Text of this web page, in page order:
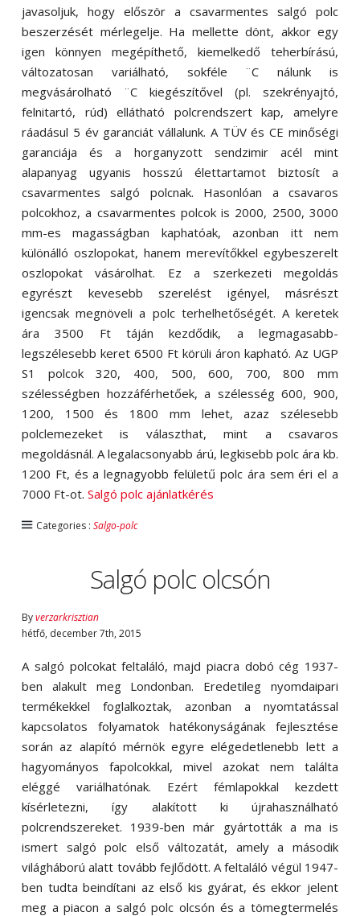
javasoljuk, hogy először a csavarmentes salgó polc
beszerzését mérlegelje. Ha mellette dönt, akkor egy
igen könnyen megépíthető, kiemelkedő teherbírású,
változatosan variálható, sokféle ¨C nálunk is
megvásárolható ¨C kiegészítővel (pl. szekrényajtó,
felnitartó, rúd) ellátható polcrendszert kap, amelyre
ráadásul 5 év garanciát vállalunk. A TÜV és CE minőségi
garanciája és a horganyzott sendzimir acél mint
alapanyag ugyanis hosszú élettartamot biztosít a
csavarmentes salgó polcnak. Hasonlóan a csavaros
polcokhoz, a csavarmentes polcok is 2000, 2500, 3000
mm-es magasságban kaphatóak, azonban itt nem
különálló oszlopokat, hanem merevítőkkel egybeszerelt
oszlopokat vásárolhat. Ez a szerkezeti megoldás
egyrészt kevesebb szerelést igényel, másrészt
igencsak megnöveli a polc terhelhetőségét. A keretek
ára 3500 Ft táján kezdődik, a legmagasabb-
legszélesebb keret 6500 Ft körüli áron kapható. Az UGP
S1 polcok 320, 400, 500, 600, 700, 800 mm
szélességben hozzáférhetőek, a szélesség 600, 900,
1200, 1500 és 1800 mm lehet, azaz szélesebb
polclemezeket is választhat, mint a csavaros
megoldásnál. A legalacsonyabb árú, legkisebb polc ára kb.
1200 Ft, és a legnagyobb felületű polc ára sem éri el a
7000 Ft-ot. Salgó polc ajánlatkérés
Categories : Salgo-polc
Salgó polc olcsón
Byverzarkrisztian
hétfő, december7th, 2015
A salgó polcokat feltaláló, majd piacra dobó cég 1937-
ben alakult meg Londonban. Eredetileg nyomdaipari
termékekkel foglalkoztak, azonban a nyomtatással
kapcsolatos folyamatok hatékonyságának fejlesztése
során az alapító mérnök egyre elégedetlenebb lett a
hagyományos fapolcokkal, mivel azokat nem találta
eléggé variálhatónak. Ezért fémlapokkal kezdett
kísérletezni, így alakított ki újrahasználható
polcrendszereket. 1939-ben már gyártották a ma is
ismert salgó polc első változatát, amely a második
világháború alatt tovább fejlődött. A feltaláló végül 1947-
ben tudta beindítani az első kis gyárat, és ekkor jelent
meg a piacon a salgó polc olcsón és a tömegtermelés